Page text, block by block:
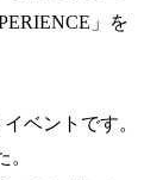
」を
ベントです。